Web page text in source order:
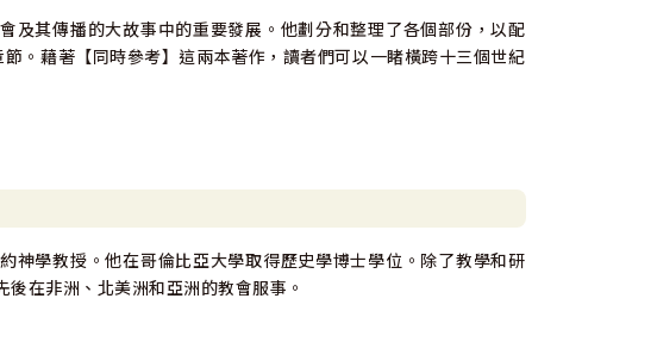
及其傳播的大故事中的重要發展。他劃分和整理了各個部份，以配
。藉著【同時參考】這兩本著作，讀者們可以一睹橫跨十三個世紀
神學教授。他在哥倫比亞大學取得歷史學博士學位。除了教學和研
在非洲、北美洲和亞洲的教會服事。